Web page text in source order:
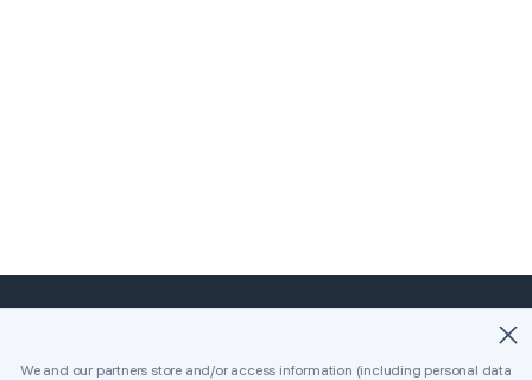
We and our partners store and/or access information (including personal data